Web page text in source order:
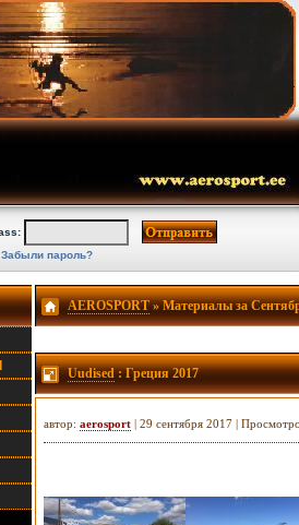
Забыли пароль?
AEROSPORT» Материалы за
Uudised: Греция 2017
автор: aerosport | 29 сентября 2017 |